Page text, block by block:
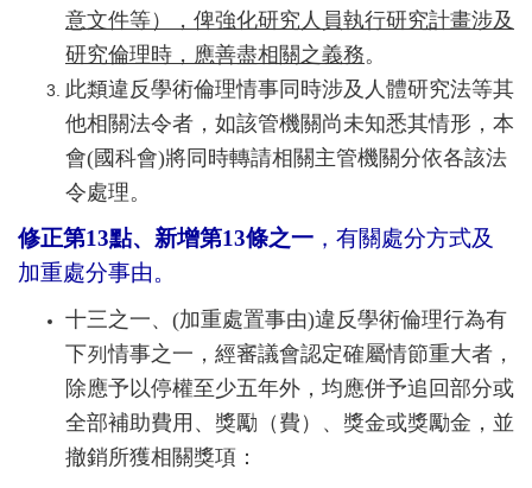
意文件等），俾強化研究人員執行研究計畫涉及
研究倫理時，應善盡相關之義務。
此類違反學術倫理情事同時涉及人體研究法等其
他相關法令者，如該管機關尚未知悉其情形，本
會(國科會)將同時轉請相關主管機關分依各該法
令處理。
修正第13點、新增第13條之一 ，有關處分方式及
加重處分事由。
十三之一、(加重處置事由)違反學術倫理行為有
下列情事之一，經審議會認定確屬情節重大者，
除應予以停權至少五年外，均應併予追回部分或
全部補助費用、獎勵（費）、獎金或獎勵金，並
撤銷所獲相關獎項：